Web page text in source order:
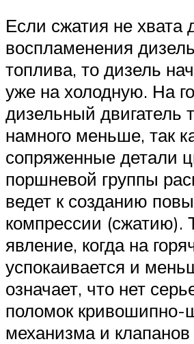
Если сжатия не хвата
воспламенения
топлива, то дизель
уже на холодную. На
дизельный двигатель
намного меньше, так
сопряженные детали
поршневой группы
ведет к созданию
компрессии (сжатию).
явление, когда на
успокаивается и
означает, что нет
поломок кривошипно-
механизма и